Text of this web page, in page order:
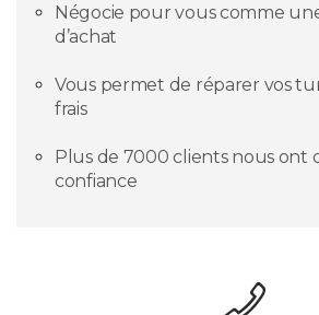
Négocie pour vous comme
d’achat
Vous permet de réparer vos
frais
Plus de 7000 clients nous ont
confiance